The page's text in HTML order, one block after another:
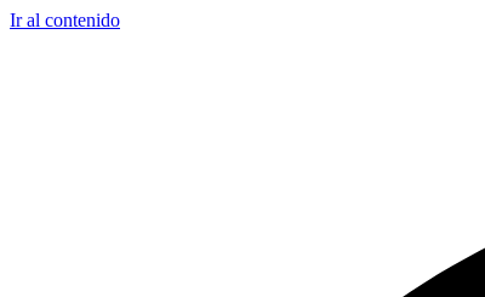
Ir al contenido